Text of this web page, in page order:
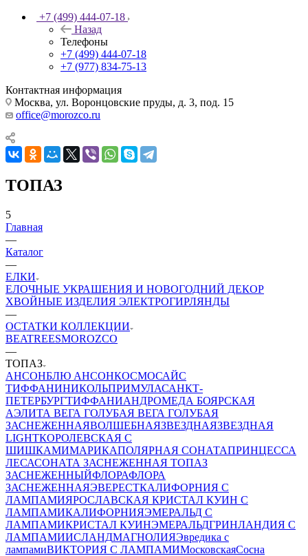
+7 (499) 444-07-18
Назад
Телефоны
+7 (499) 444-07-18
+7 (977) 834-75-13
Контактная информация
Москва, ул. Воронцовские пруды, д. 3, под. 15
office@morozco.ru
ТОПАЗ
5
Главная
—
Каталог
—
ЕЛКИ
ЕЛОЧНЫЕ УКРАШЕНИЯ И НОВОГОДНИЙ ДЕКОР
ХВОЙНЫЕ ИЗДЕЛИЯ ЭЛЕКТРОГИРЛЯНДЫ
—
ОСТАТКИ КОЛЛЕКЦИИ
BEATREESMOROZCO
—
ТОПАЗ
АНСОНБЛЮ АНСОНКОСМОСАЙС
ТИФФАНИНИКОЛЬПРИМУЛАСАНКТ-
ПЕТЕРБУРГТИФФАНИАНДРОМЕДА БОЯРСКАЯ
АЭЛИТА ВЕГА ГОЛУБАЯ ВЕГА ГОЛУБАЯ
ЗАСНЕЖЕННАЯВОЛШЕБНАЯЗВЕЗДНАЯЗВЕЗДНАЯ
LIGHTКОРОЛЕВСКАЯ С
ШИШКАМИМАРИКАПОЛЯРНАЯ СОНАТАПРИНЦЕССА
ЛЕСАСОНАТА ЗАСНЕЖЕННАЯ ТОПАЗ
ЗАСНЕЖЕННЫЙФЛОРАФЛОРА
ЗАСНЕЖЕННАЯЭВЕРЕСТКАЛИФОРНИЯ С
ЛАМПАМИЯРОСЛАВСКАЯ КРИСТАЛ КУИН С
ЛАМПАМИКАЛИФОРНИЯЭМЕРАЛЬД С
ЛАМПАМИКРИСТАЛ КУИНЭМЕРАЛЬДГРИНЛАНДИЯ С
ЛАМПАМИИСЛАНДМАГНОЛИЯЭвредика с
лампамиВИКТОРИЯ С ЛАМПАМИМосковскаяСосна